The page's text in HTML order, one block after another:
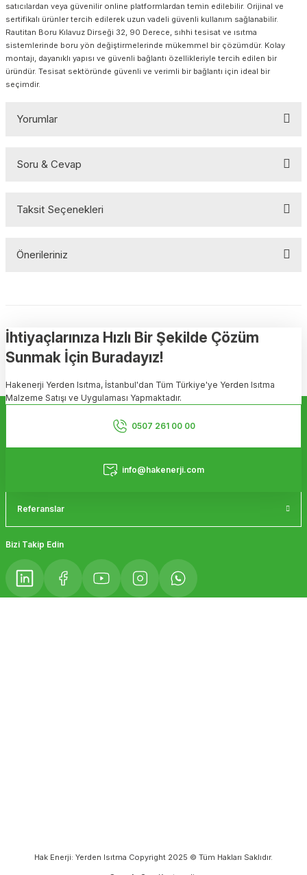
satıcılardan veya güvenilir online platformlardan temin edilebilir. Orijinal ve
sertifikalı ürünler tercih edilerek uzun vadeli güvenli kullanım sağlanabilir.
Rautitan Boru Kılavuz Dirseği 32, 90 Derece, sıhhi tesisat ve ısıtma
sistemlerinde boru yön değiştirmelerinde mükemmel bir çözümdür. Kolay
montajı, dayanıklı yapısı ve güvenli bağlantı özellikleriyle tercih edilen bir
üründür. Tesisat sektöründe güvenli ve verimli bir bağlantı için ideal bir
seçimdir.
Yorumlar
Soru & Cevap
Taksit Seçenekleri
Önerileriniz
Görüş ve önerileriniz için teşekkür ederiz.
Ürün resmi kalitesiz, bozuk veya görüntülenemiyor.
Ürün açıklamasında eksik bilgiler bulunuyor.
Ürün bilgilerinde hatalar bulunuyor.
Ürün fiyatı diğer sitelerden daha pahalı.
Bu ürüne benzer farklı alternatifler olmalı.
İhtiyaçlarınıza Hızlı Bir Şekilde Çözüm
Sunmak İçin Buradayız!
Hakenerji Yerden Isıtma, İstanbul'dan Tüm Türkiye'ye Yerden Isıtma
Malzeme Satışı ve Uygulaması Yapmaktadır.
0507 261 00 00
info@hakenerji.com
Referanslar
Bizi Takip Edin
Hak Enerji: Yerden Isıtma Copyright 2025 © Tüm Hakları Saklıdır.